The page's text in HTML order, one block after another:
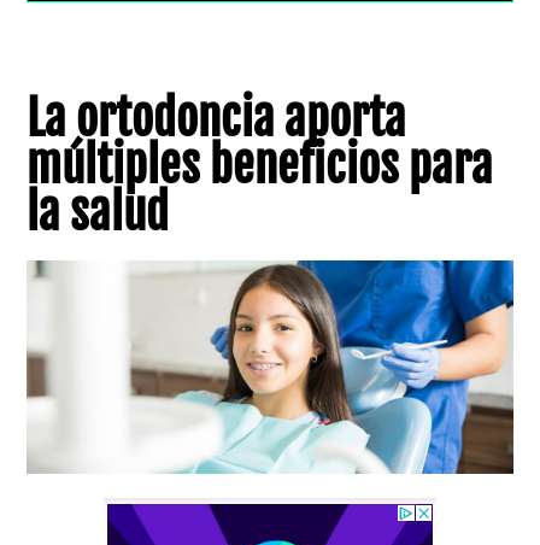
La ortodoncia aporta
múltiples beneficios para
la salud